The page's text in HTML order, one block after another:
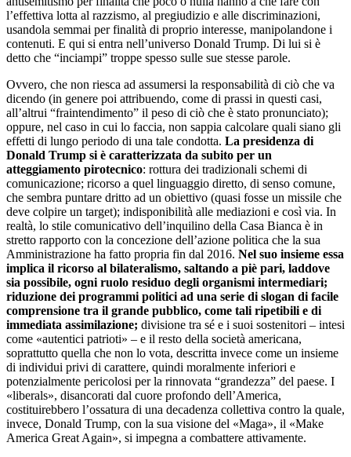
l’effettiva lotta al razzismo, al pregiudizio e alle discriminazioni,
usandola semmai per finalità di proprio interesse, manipolandone i
contenuti. E qui si entra nell’universo Donald Trump. Di lui si è
detto che “inciampi” troppe spesso sulle sue stesse parole.
Ovvero, che non riesca ad assumersi la responsabilità di ciò che va
dicendo (in genere poi attribuendo, come di prassi in questi casi,
all’altrui “fraintendimento” il peso di ciò che è stato pronunciato);
oppure, nel caso in cui lo faccia, non sappia calcolare quali siano gli
effetti di lungo periodo di una tale condotta. La presidenza di
Donald Trump si è caratterizzata da subito per un
atteggiamento pirotecnico: rottura dei tradizionali schemi di
comunicazione; ricorso a quel linguaggio diretto, di senso comune,
che sembra puntare dritto ad un obiettivo (quasi fosse un missile che
deve colpire un target); indisponibilità alle mediazioni e così via. In
realtà, lo stile comunicativo dell’inquilino della Casa Bianca è in
stretto rapporto con la concezione dell’azione politica che la sua
Amministrazione ha fatto propria fin dal 2016. Nel suo insieme essa
implica il ricorso al bilateralismo, saltando a piè pari, laddove
sia possibile, ogni ruolo residuo degli organismi intermediari;
riduzione dei programmi politici ad una serie di slogan di facile
comprensione tra il grande pubblico, come tali ripetibili e di
immediata assimilazione; divisione tra sé e i suoi sostenitori – intesi
come «autentici patrioti» – e il resto della società americana,
soprattutto quella che non lo vota, descritta invece come un insieme
di individui privi di carattere, quindi moralmente inferiori e
potenzialmente pericolosi per la rinnovata “grandezza” del paese. I
«liberals», disancorati dal cuore profondo dell’America,
costituirebbero l’ossatura di una decadenza collettiva contro la quale,
invece, Donald Trump, con la sua visione del «Maga», il «Make
America Great Again», si impegna a combattere attivamente.